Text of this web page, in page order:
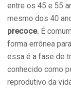
entre os 45 e 55
mesmo dos 40
precoce. É
forma errônea
essa é a fase de
conhecido como
reprodutivo da